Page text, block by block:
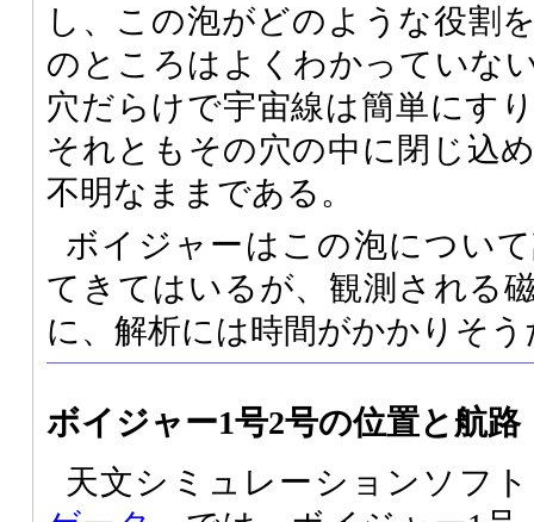
し、この泡がどのような役割
のところはよくわかっていな
穴だらけで宇宙線は簡単にす
それともその穴の中に閉じ込
不明なままである。
ボイジャーはこの泡につい
てきてはいるが、観測される
に、解析には時間がかかりそう
ボイジャー1号2号の位置と航路
天文シミュレーションソフ